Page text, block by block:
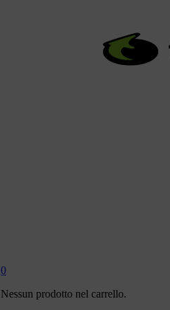
0
Nessun prodotto nel carrello.